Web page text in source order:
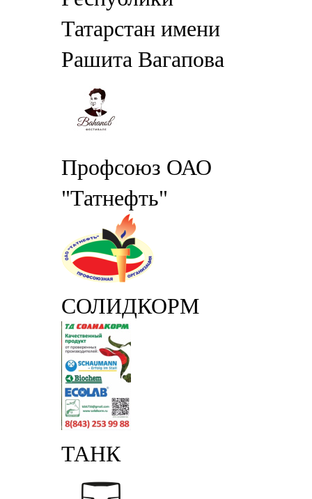
Татарстан имени
Рашита Вагапова
Профсоюз ОАО
"Татнефть"
СОЛИДКОРМ
ТАНК